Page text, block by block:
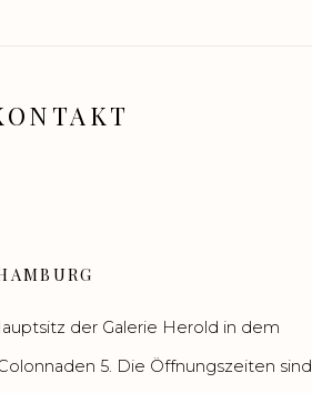
der Galerie Herold in dem
5. Die Öffnungszeiten sind